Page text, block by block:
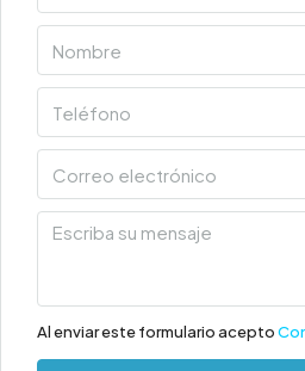
Al enviar este formulario acepto